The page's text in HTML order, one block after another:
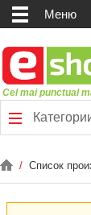
Меню
Cel mai punctual
/ Список